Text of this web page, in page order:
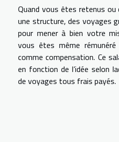
Quand vous êtes retenus
une structure, des
pour mener à bien votre
vous êtes même
comme compensation. Ce
en fonction de l’idée selon
de voyages tous frais payés.